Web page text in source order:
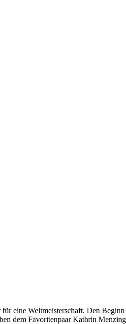
eine Weltmeisterschaft. Den
dem Favoritenpaar Kathrin